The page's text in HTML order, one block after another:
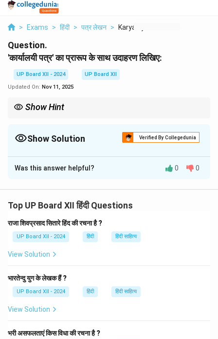
> Exams > हिंदी > पत्र लेखन > Karyalayee Patra
Question.
'कार्यालयी पत्र' का प्रारूप के साथ उदाहरण लिखिए:
UP Board XII - 2024
UP Board XII
Updated On: Nov 11, 2025
Show Hint
Show Solution Verified By Collegedunia
Solution and Explanation
यह वाक्य 'येनाङ्गविकार' का उदाहरण है, क्योंकि यहाँ 'शिरसा' (सिर) से
(शारीरिक या मानसिक) की अवस्था को दर्शाया गया है।
Download Solution in PDF
Was this answer helpful? 0 0
Top UP Board XII हिंदी Questions
राजा शिवप्रसाद सितारे हिंद की रचना है ?
UP Board XII - 2024 हिंदी हिंदी साहित्य
View Solution
भारतेन्दु युग के लेखक हैं ?
UP Board XII - 2024 हिंदी हिंदी साहित्य
View Solution
भरी असफलताएं किस विधा की रचना है ?